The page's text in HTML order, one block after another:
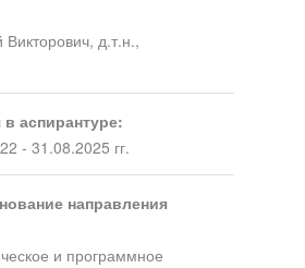
д.т.н.,
аспирантуре:
- 31.08.2025 гг.
направления
и программное